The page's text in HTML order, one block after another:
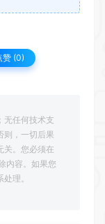
赞 (0)
无任何技术支
则，一切后果
关。您必须在
内容。如果您
理。